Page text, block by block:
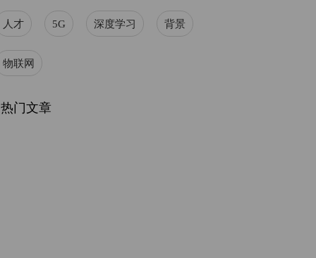
人才 5G 深度学习 背景
物联网
热门文章